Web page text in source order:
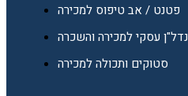
פטנט / אב טיפוס למכירה
נדל"ן עסקי למכירה והשכרה
סטוקים ותכולה למכירה